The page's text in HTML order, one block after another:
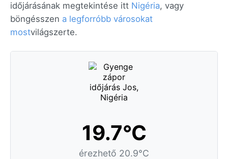
időjárásának megtekintése itt Nigéria, vagy
böngésszen a legforróbb városokat
mostvilágszerte.
19.7°C
érezhető 20.9°C